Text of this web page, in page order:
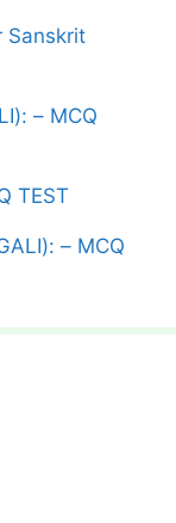
Sanskrit
– MCQ
TEST
– MCQ